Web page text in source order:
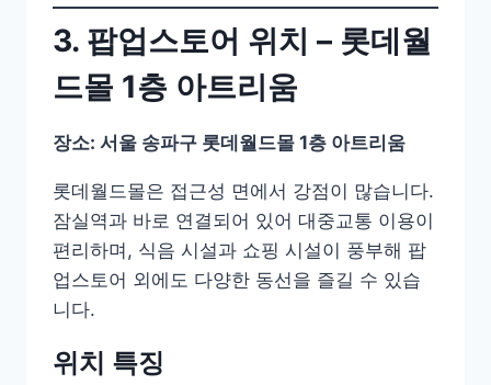
3. 팝업스토어 위치 – 롯데월
드몰 1층 아트리움
장소: 서울 송파구 롯데월드몰 1층 아트리움
롯데월드몰은 접근성 면에서 강점이 많습니다.
잠실역과 바로 연결되어 있어 대중교통 이용이
편리하며, 식음 시설과 쇼핑 시설이 풍부해 팝
업스토어 외에도 다양한 동선을 즐길 수 있습
니다.
위치 특징